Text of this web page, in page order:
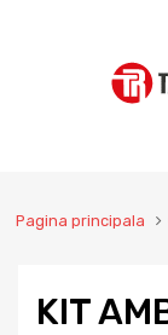
Pagina principala
KIT